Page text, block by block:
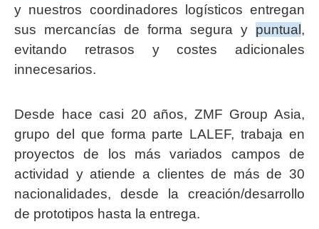
y nuestros coordinadores logísticos entregan
sus mercancías de forma segura y puntual ,
evitando retrasos y costes adicionales
innecesarios.
Desde hace casi 20 años, ZMF Group Asia,
grupo del que forma parte LALEF, trabaja en
proyectos de los más variados campos de
actividad y atiende a clientes de más de 30
nacionalidades, desde la creación/desarrollo
de prototipos hasta la entrega.